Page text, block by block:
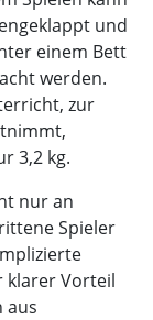
und
einem Bett
werden.
zur
3,2 kg.
nur an
Spieler
klarer Vorteil
aus